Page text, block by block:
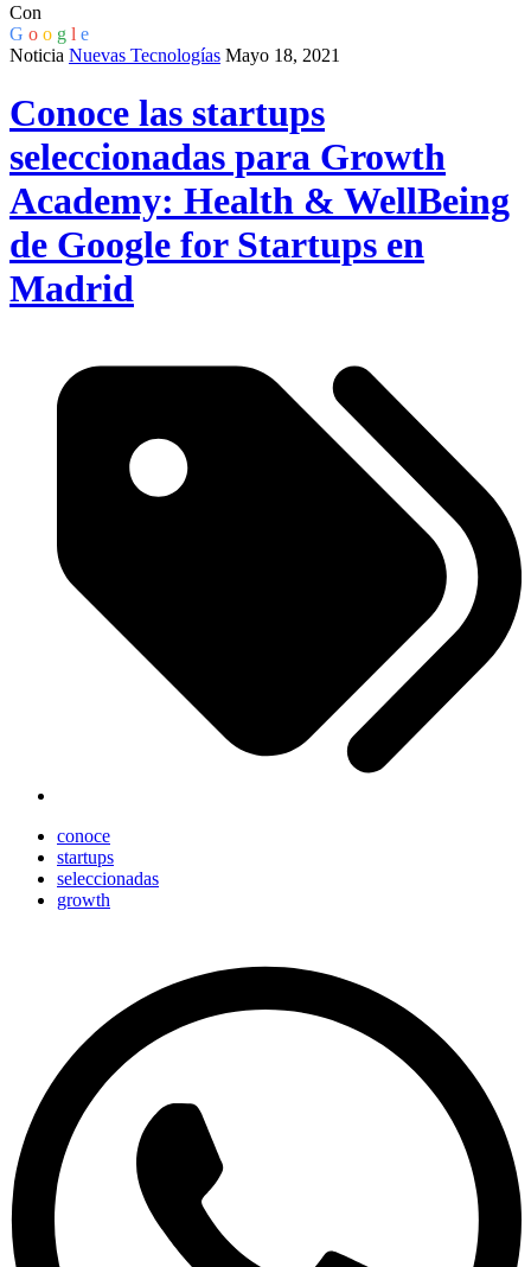
Con
G o o g l e
Noticia Nuevas Tecnologías Mayo 18, 2021
Conoce las startups
seleccionadas para Growth
Academy: Health & WellBeing
de Google for Startups en
Madrid
conoce
startups
seleccionadas
growth